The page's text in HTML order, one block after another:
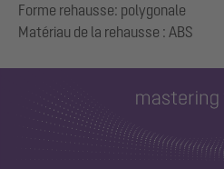
Forme rehausse: polygonale